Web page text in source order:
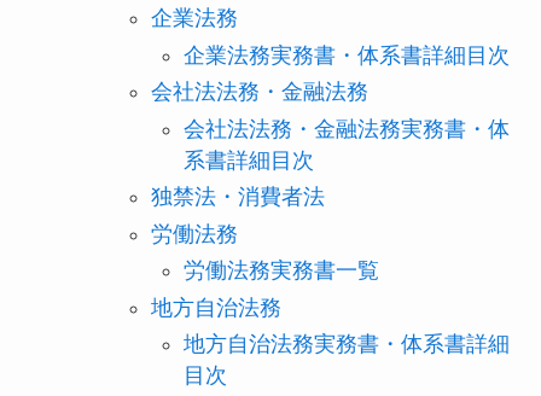
企業法務
企業法務実務書・体系書詳細目次
会社法法務・金融法務
会社法法務・金融法務実務書・体
系書詳細目次
独禁法・消費者法
労働法務
労働法務実務書一覧
地方自治法務
地方自治法務実務書・体系書詳細
目次